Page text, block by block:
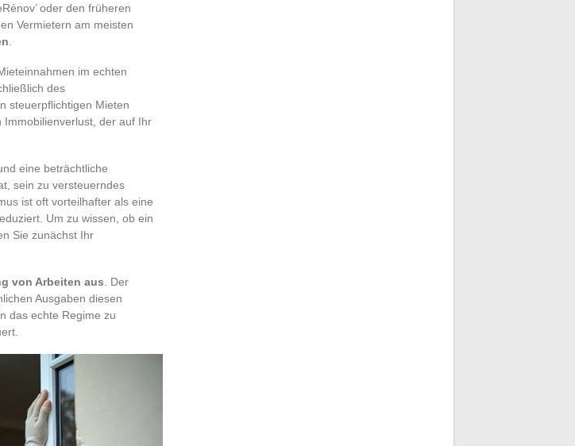
oder den früheren
Vermietern am meisten
im echten
des
steuerpflichtigen Mieten
der auf Ihr
eine beträchtliche
sein zu versteuerndes
ist oft vorteilhafter als eine
Um zu wissen, ob ein
Sie zunächst Ihr
von Arbeiten aus . Der
Ausgaben diesen
das echte Regime zu